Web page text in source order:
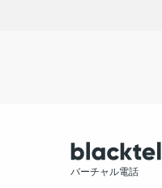
バーチャル電話